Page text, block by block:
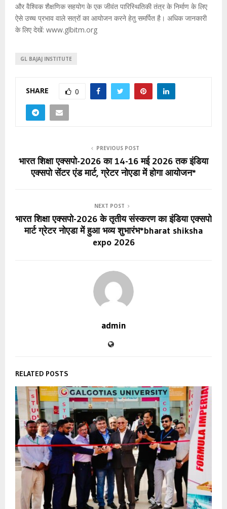
और वैश्विक शैक्षणिक सहयोग के एक जीवंत पारिस्थितिकी तंत्र के निर्माण के लिए
ऐसे उच्च प्रभाव वाले सत्रों का आयोजन करने हेतु समर्पित है। अधिक जानकारी
के लिए देखें: www.glbitm.org
GL BAJAJ INSTITUTE
SHARE 0
PREVIOUS POST
भारत शिक्षा एक्सपो-2026 का 14-16 मई 2026 तक इंडिया
एक्सपो सेंटर एंड मार्ट, ग्रेटर नोएडा में होगा आयोजन*
NEXT POST
भारत शिक्षा एक्सपो-2026 के तृतीय संस्करण का इंडिया एक्सपो
मार्ट ग्रेटर नोएडा में हुआ भव्य शुभारंभ*bharat shiksha
expo 2026
admin
RELATED POSTS